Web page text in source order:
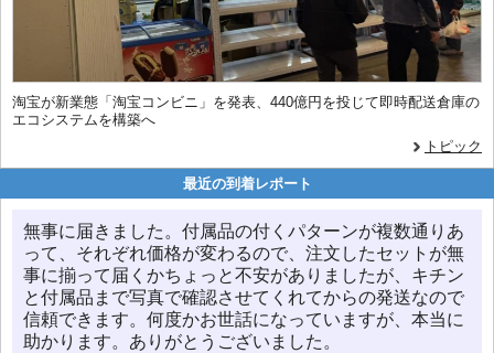
淘宝が新業態「淘宝コンビニ」を発表、440億円を投じて即時配送倉庫の
エコシステムを構築へ
トピック
最近の到着レポート
無事に届きました。付属品の付くパターンが複数通りあ
って、それぞれ価格が変わるので、注文したセットが無
事に揃って届くかちょっと不安がありましたが、キチン
と付属品まで写真で確認させてくれてからの発送なので
信頼できます。何度かお世話になっていますが、本当に
助かります。ありがとうございました。